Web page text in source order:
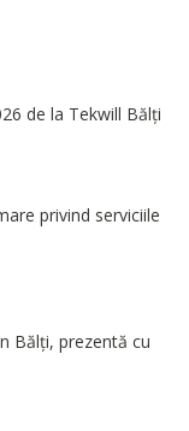
de la Tekwill Bălți
privind serviciile
Bălți, prezentă cu